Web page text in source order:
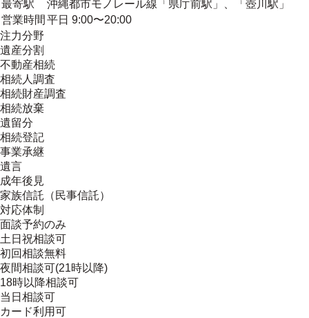
最寄駅
沖縄都市モノレール線「県庁前駅」、「壺川駅」
営業時間 平日 9:00〜20:00
注力分野
遺産分割
不動産相続
相続人調査
相続財産調査
相続放棄
遺留分
相続登記
事業承継
遺言
成年後見
家族信託（民事信託）
対応体制
面談予約のみ
土日祝相談可
初回相談無料
夜間相談可(21時以降)
18時以降相談可
当日相談可
カード利用可